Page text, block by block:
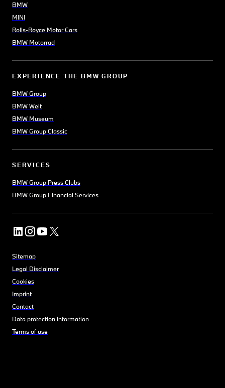
BMW
MINI
Rolls-Royce Motor Cars
BMW Motorrad
EXPERIENCE THE BMW GROUP
BMW Group
BMW Welt
BMW Museum
BMW Group Classic
SERVICES
BMW Group Press Clubs
BMW Group Financial Services
Sitemap
Legal Disclaimer
Cookies
Imprint
Contact
Data protection information
Terms of use